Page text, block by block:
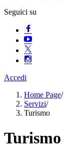
Seguici su
Accedi
Home Page/
Servizi/
Turismo
Turismo